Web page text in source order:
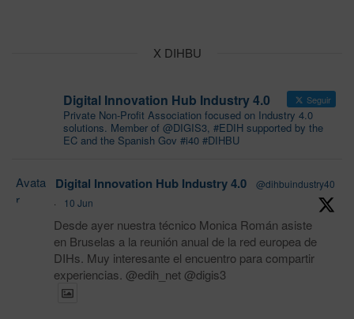
X DIHBU
Digital Innovation Hub Industry 4.0 Seguir
Private Non-Profit Association focused on Industry 4.0
solutions. Member of @DIGIS3, #EDIH supported by the
EC and the Spanish Gov #i40 #DIHBU
Avata
r
Digital Innovation Hub Industry 4.0
@dihbuindustry40
·
10 Jun
Desde ayer nuestra técnico Monica Román asiste
en Bruselas a la reunión anual de la red europea de
DIHs. Muy interesante el encuentro para compartir
experiencias. @edih_net @digis3